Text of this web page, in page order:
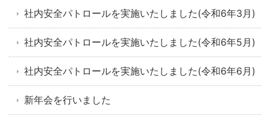
社内安全パトロールを実施いたしました(令和6年3月)
社内安全パトロールを実施いたしました(令和6年5月)
社内安全パトロールを実施いたしました(令和6年6月)
新年会を行いました